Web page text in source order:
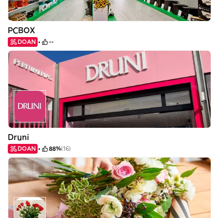
PCBOX
DOAN --
Druni
DOAN 88%(16)